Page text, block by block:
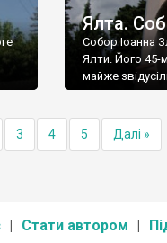
Ялта.
Собор Іоанна
Ялти. Його 45-
майже
3 4 5 Далі »
Стати автором